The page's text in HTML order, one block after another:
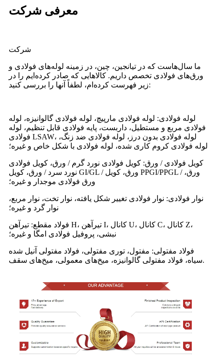
معرفی شرکت
شرکت
ما سال‌هاست که در تیانجین، چین، در زمینه لوله‌های فولادی و
ورق‌های فولادی تخصص داریم. کالاهایی که صادر کرده‌ایم را در
زیر فهرست کرده‌ام، لطفاً آنها را بررسی کنید:
لوله فولادی: لوله فولادی مارپیچ، لوله فولادی گالوانیزه، لوله
فولادی مربع و مستطیل، داربست، پایه فولادی قابل تنظیم، لوله
فولادی LSAW، لوله فولادی بدون درز، لوله فولادی ضد زنگ،
لوله فولادی کروم کاری شده، لوله فولادی با شکل خاص و غیره؛
کویل فولادی / ورق: کویل فولادی نورد گرم / ورق، کویل فولادی
نورد سرد / ورق، کویل GI/GL / ورق، کویل PPGI/PPGL / ورق،
ورق فولادی موجدار و غیره؛
نوار فولادی: نوار فولادی تغییر شکل یافته، نوار تخت، نوار مربع،
نوار گرد و غیره؛
فولاد مقطع: تیرآهن H، تیرآهن I، کانال U، کانال C، کانال Z،
نبشی، پروفیل فولادی امگا و غیره؛
فولاد مفتولی: مفتول، توری مفتولی، فولاد مفتولی آنیل شده
سیاه، فولاد مفتولی گالوانیزه، میخ‌های معمولی، میخ‌های سقف.